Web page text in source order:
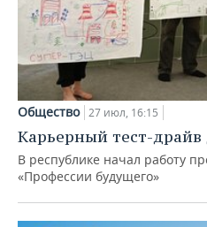
Общество 27 июл, 16:15
Карьерный тест-
В республике начал работу
«Профессии будущего»